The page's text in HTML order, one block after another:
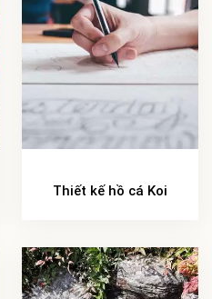
Thiết kế hồ cá Koi